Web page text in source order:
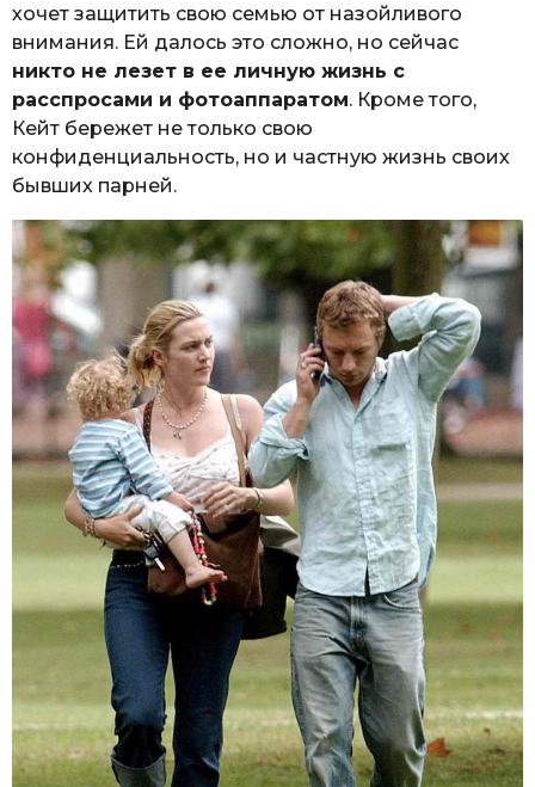
хочет защитить свою семью от назойливого
внимания. Ей далось это сложно, но сейчас
никто не лезет в ее личную жизнь с
расспросами и фотоаппаратом. Кроме того,
Кейт бережет не только свою
конфиденциальность, но и частную жизнь своих
бывших парней.